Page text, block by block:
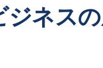
ネス